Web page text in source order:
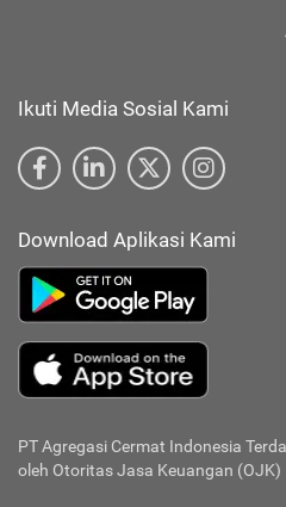
Ikuti Media Sosial Kami
Download Aplikasi Kami
PT Agregasi Cermat Indonesia
oleh Otoritas Jasa Keuangan (OJK)